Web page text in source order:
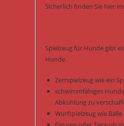
Sicherlich finden Sie hier
Spielzeug für Hunde gibt
Hunde.
Zerrspielzeug wie ein
schwimmfähiges
Abkühlung zu
Wurfspielzeug wie